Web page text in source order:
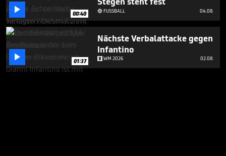
 00:40 FUSSBALL 04.08.
 01:37
Nächste Verbalattacke gegen
Infantino
WM 2026 02.08.